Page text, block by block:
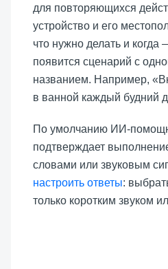
для повторяющихся
устройство и его
что нужно делать и
появится сценарий с
названием. Например,
в ванной каждый будний
По умолчанию ИИ-
подтверждает
словами или звуковым
настроить ответы:
только коротким звуком